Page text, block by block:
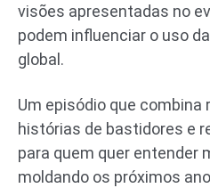
visões apresentadas no
podem influenciar o uso
global.
Um episódio que combina
histórias de bastidores e
para quem quer entender
moldando os próximos